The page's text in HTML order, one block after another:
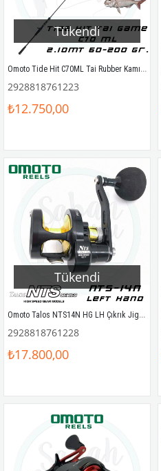
Tükendi
Omoto Tide Hit C70ML Tai Rubber Kamış 2.10mt 60-200gr
2928818761223
₺12.750,00
Tükendi
Omoto Talos NTS14N HG LH Çıkrık Jig Olta Makinesi (Sol El)
2928818761228
₺17.800,00